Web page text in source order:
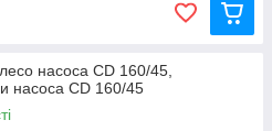
насоса CD 160/45,
насоса CD 160/45